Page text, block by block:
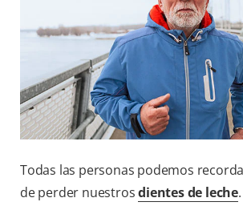
Todas las personas podemos
de perder nuestrosdientes de leche.